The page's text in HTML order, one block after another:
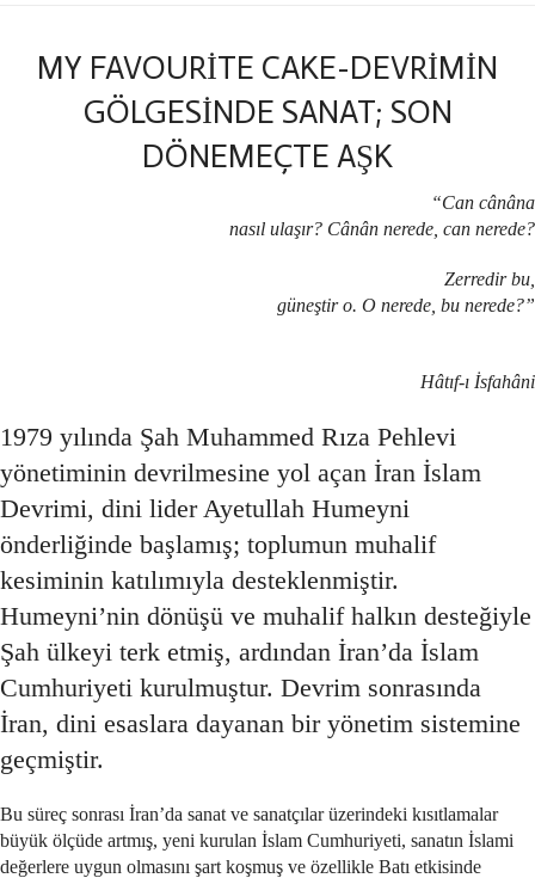
MY FAVOURİTE CAKE-DEVRİMİN
GÖLGESİNDE SANAT; SON
DÖNEMEÇTE AŞK
“Can cânâna
nasıl ulaşır? Cânân nerede, can nerede?
Zerredir bu,
güneştir o. O nerede, bu nerede?”
Hâtıf-ı İsfahâni
1979 yılında Şah Muhammed Rıza Pehlevi
yönetiminin devrilmesine yol açan İran İslam
Devrimi, dini lider Ayetullah Humeyni
önderliğinde başlamış; toplumun muhalif
kesiminin katılımıyla desteklenmiştir.
Humeyni’nin dönüşü ve muhalif halkın desteğiyle
Şah ülkeyi terk etmiş, ardından İran’da İslam
Cumhuriyeti kurulmuştur. Devrim sonrasında
İran, dini esaslara dayanan bir yönetim sistemine
geçmiştir.
Bu süreç sonrası İran’da sanat ve sanatçılar üzerindeki kısıtlamalar
büyük ölçüde artmış, yeni kurulan İslam Cumhuriyeti, sanatın İslami
değerlere uygun olmasını şart koşmuş ve özellikle Batı etkisinde